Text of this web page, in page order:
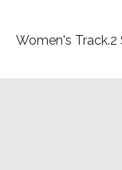
Women's Track.2